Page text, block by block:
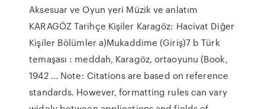
Aksesuar ve Oyun yeri Müzik ve anlatım
KARAGÖZ Tarihçe Kişiler Karagöz: Hacivat Diğer
Kişiler Bölümler a)Mukaddime (Giriş)7 b Türk
temaşası : meddah, Karagöz, ortaoyunu (Book,
1942 ... Note: Citations are based on reference
standards. However, formatting rules can vary